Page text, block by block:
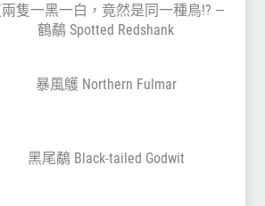
隻一黑一白，竟然是同一種鳥!? —
鶴鷸 Spotted Redshank
暴風鸌 Northern Fulmar
黑尾鷸 Black-tailed Godwit